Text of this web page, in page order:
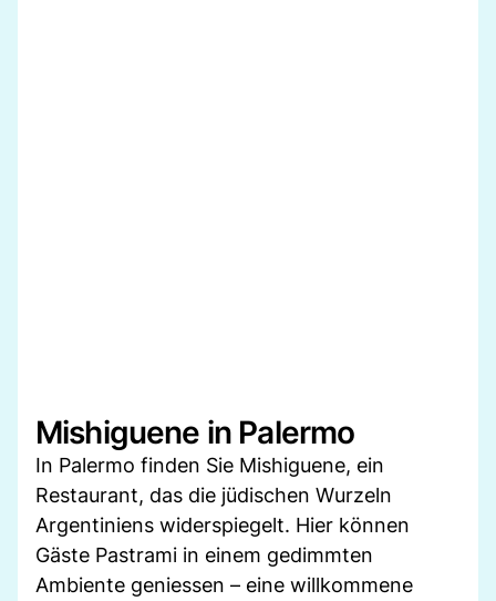
Mishiguene in Palermo
In Palermo finden Sie Mishiguene, ein
Restaurant, das die jüdischen Wurzeln
Argentiniens widerspiegelt. Hier können
Gäste Pastrami in einem gedimmten
Ambiente geniessen – eine willkommene